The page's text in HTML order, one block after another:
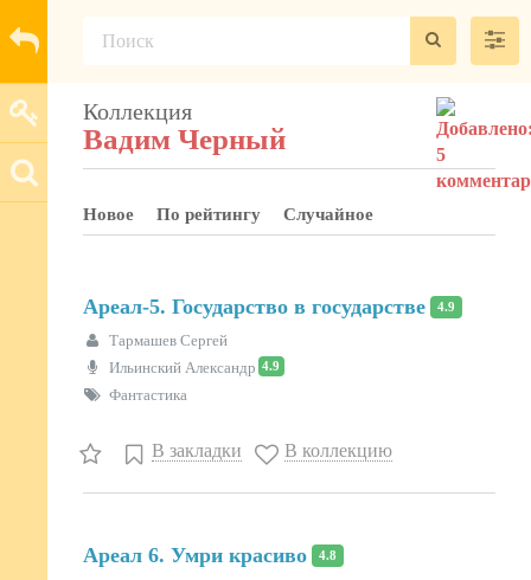
Коллекция
Вадим Черный
Новое По рейтингу Случайное
Ареал-5. Государство в государстве 4.9
Тармашев Сергей
Ильинский Александр 4.9
Фантастика
В закладки В коллекцию
Ареал 6. Умри красиво 4.8